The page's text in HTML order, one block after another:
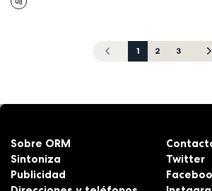
1 2 3
Sobre ORM
Sintoniza
Publicidad
Twitter